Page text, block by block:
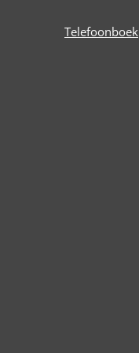
Telefoonboek